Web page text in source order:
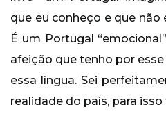
que eu conheço e que
É um Portugal
afeição que tenho por
essa língua. Sei
realidade do país, para